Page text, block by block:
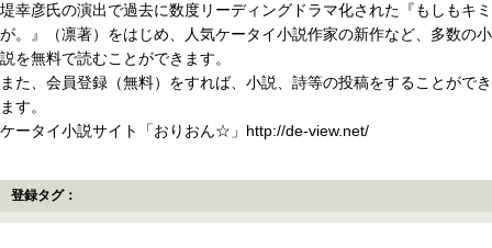
堤幸彦氏の演出で過去に数度リーディングドラマ化された『もしもキミ
が。』（凛著）をはじめ、人気ケータイ小説作家の新作など、多数の小
説を無料で読むことができます。
また、会員登録（無料）をすれば、小説、詩等の投稿をすることができ
ます。
ケータイ小説サイト「おりおん☆」http://de-view.net/
登録タグ：